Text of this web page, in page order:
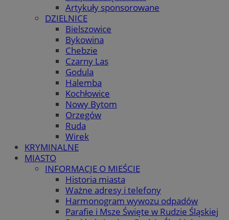
Artykuły sponsorowane
DZIELNICE
Bielszowice
Bykowina
Chebzie
Czarny Las
Godula
Halemba
Kochłowice
Nowy Bytom
Orzegów
Ruda
Wirek
KRYMINALNE
MIASTO
INFORMACJE O MIEŚCIE
Historia miasta
Ważne adresy i telefony
Harmonogram wywozu odpadów
Parafie i Msze Święte w Rudzie Śląskiej